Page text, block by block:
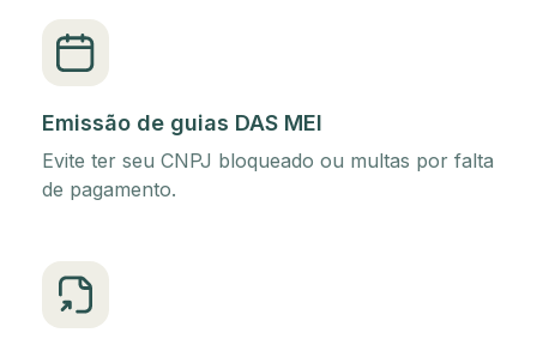
Emissão de guias DAS MEI
Evite ter seu CNPJ bloqueado ou multas por falta
de pagamento.